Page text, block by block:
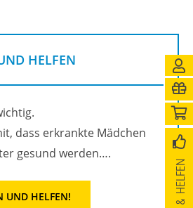
HEL­FEN
dass er­krank­te Mäd­chen
ge­sund wer­den….
UND HEL­FEN!